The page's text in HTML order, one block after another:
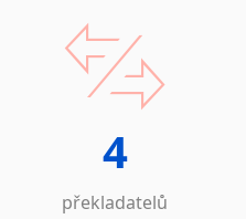
4
překladatelů